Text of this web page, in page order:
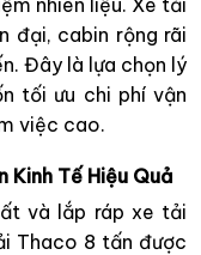
nhiên liệu. Xe tải
đại, cabin rộng rãi
Đây là lựa chọn lý
tối ưu chi phí vận
việc cao.
Kinh Tế Hiệu Quả
và lắp ráp xe tải
Thaco 8 tấn được